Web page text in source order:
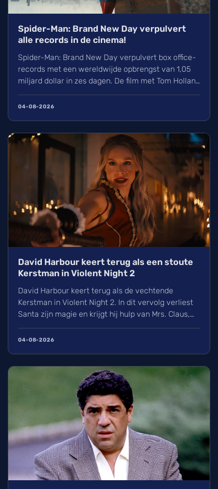
Spider-Man: Brand New Day verpulvert
alle records in de cinema!
Spider-Man: Brand New Day verpulvert box office-
records met een wereldwijde opbrengst van 1,05
miljard dollar in zes dagen. De film met Tom Holland
en Zendaya haalt hiermee bijna Avengers:
Endgame in. Volgens hollywoodreporter.com
IMAX-release.
04-08-2026
David Harbour keert terug als een stoute
Kerstman in Violent Night 2
David Harbour keert terug als de vechtende
Kerstman in Violent Night 2. In dit vervolg verliest
Santa zijn magie en krijgt hij hulp van Mrs. Claus,
gespeeld door Kristen Bell. Ontdek alles over de
nieuwe cast met Jared Harris, het Viking-verleden
04-08-2026